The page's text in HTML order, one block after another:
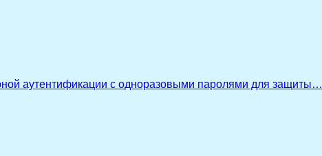
аутентификации с одноразовыми паролями для защиты…